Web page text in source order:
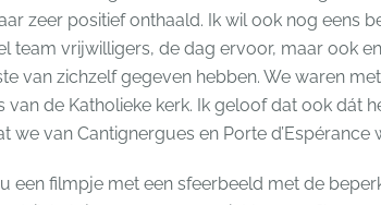
zeer positief onthaald. Ik wil ook nog eens
team vrijwilligers, de dag ervoor, maar ook
van zichzelf gegeven hebben. We waren
van de Katholieke kerk. Ik geloof dat ook dát
we van Cantignergues en Porte d’Espérance
een filmpje met een sfeerbeeld met de